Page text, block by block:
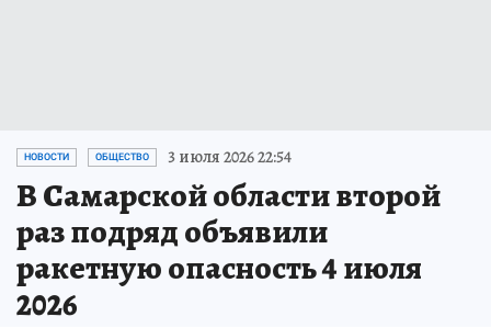
НОВОСТИ ОБЩЕСТВО 3 июля 2026 22:54
В Самарской области второй
раз подряд объявили
ракетную опасность 4 июля
2026